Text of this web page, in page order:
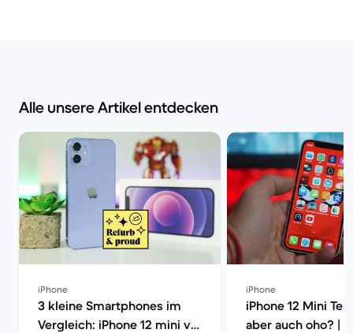
Alle unsere Artikel entdecken
iPhone
3 kleine Smartphones im
Vergleich: iPhone 12 mini vs
iPhone
iPhone 12 Mini
aber auch oho? |